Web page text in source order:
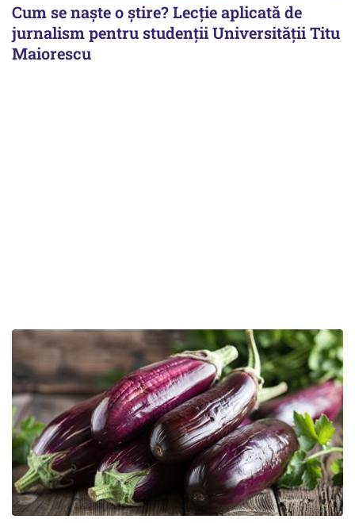
Cum se naște o știre? Lecție aplicată de
jurnalism pentru studenții Universității Titu
Maiorescu